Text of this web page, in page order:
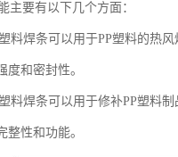
主要有以下几个方面：
料焊条可以用于PP塑料的热
度和密封性。
料焊条可以用于修补PP塑料
整性和功能。